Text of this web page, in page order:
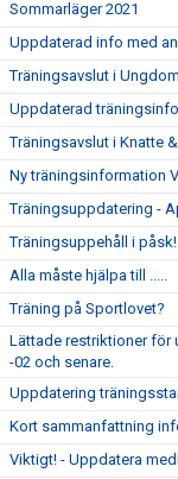
Sommarläger 2021
Uppdaterad info med
Träningsavslut i
Uppdaterad
Träningsavslut i Knatte
Ny träningsinformation
Träningsuppdatering -
Träningsuppehåll i påsk!
Alla måste hjälpa till .....
Träning på Sportlovet?
Lättade restriktioner för
-02 och senare.
Uppdatering
Kort sammanfattning
Viktigt! - Uppdatera